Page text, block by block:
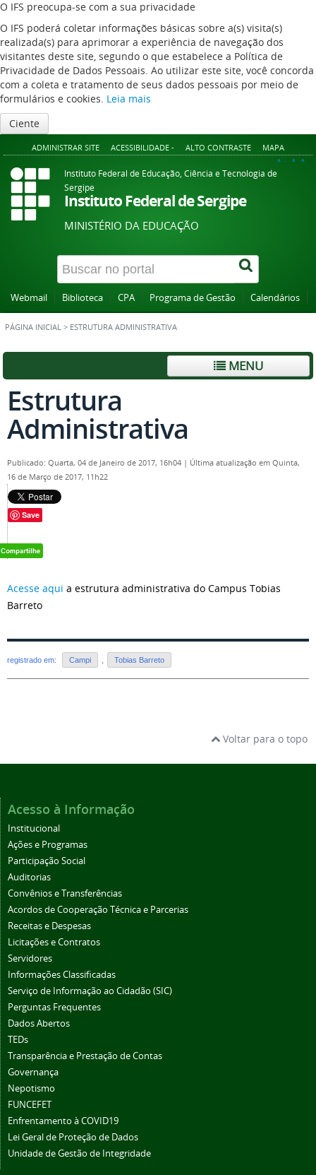
O IFS preocupa-se com a sua privacidade
O IFS poderá coletar informações básicas sobre a(s) visita(s)
realizada(s) para aprimorar a experiência de navegação dos
visitantes deste site, segundo o que estabelece a Política de
Privacidade de Dados Pessoais. Ao utilizar este site, você concorda
com a coleta e tratamento de seus dados pessoais por meio de
formulários e cookies. Leia mais
Ciente
ADMINISTRAR SITE ACESSIBILIDADE - ALTO CONTRASTE MAPA
A+ A A-
Instituto Federal de Educação, Ciência e Tecnologia de
Sergipe
Instituto Federal de Sergipe
MINISTÉRIO DA EDUCAÇÃO
Webmail Biblioteca CPA Programa de Gestão Calendários
PÁGINA INICIAL > ESTRUTURA ADMINISTRATIVA
MENU
Estrutura
Administrativa
Publicado: Quarta, 04 de Janeiro de 2017, 16h04 | Última atualização em Quinta,
16 de Março de 2017, 11h22
Save
Acesse aqui a estrutura administrativa do Campus Tobias
Barreto
registrado em: Campi Tobias Barreto
Voltar para o topo
Acesso à Informação
Institucional
Ações e Programas
Participação Social
Auditorias
Convênios e Transferências
Acordos de Cooperação Técnica e Parcerias
Receitas e Despesas
Licitações e Contratos
Servidores
Informações Classificadas
Serviço de Informação ao Cidadão (SIC)
Perguntas Frequentes
Dados Abertos
TEDs
Transparência e Prestação de Contas
Governança
Nepotismo
FUNCEFET
Enfrentamento à COVID19
Lei Geral de Proteção de Dados
Unidade de Gestão de Integridade